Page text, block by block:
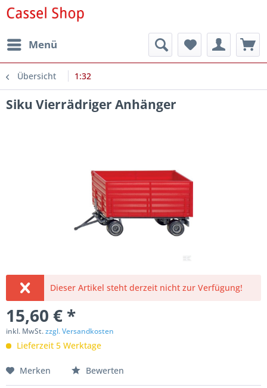
Menü
Übersicht 1:32
Siku Vierrädriger Anhänger
Dieser Artikel steht derzeit nicht zur Verfügung!
15,60 € *
inkl. MwSt.zzgl. Versandkosten
Lieferzeit 5 Werktage
Merken Bewerten